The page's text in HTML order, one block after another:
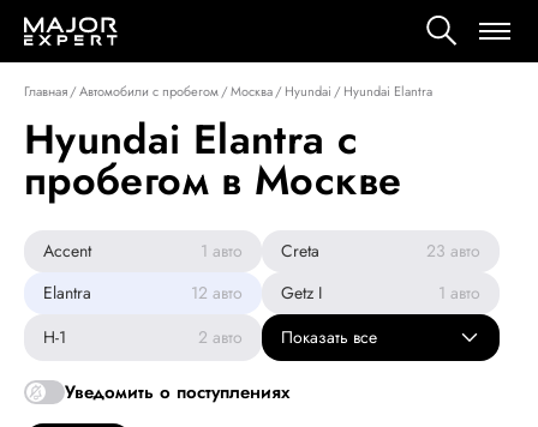
Главная/Автомобили с пробегом/Москва/Hyundai /Hyundai Elantra
Hyundai Elantra с
пробегом в Москве
Accent 1 авто Creta 23 авто
Elantra
12 авто Getz I 1 авто
H-1
2 авто Показать все
Уведомить о поступлениях